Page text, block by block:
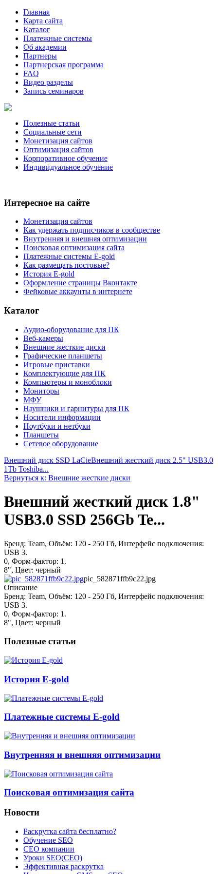
Главная
Карта сайта
Каталог
Платежные системы
Об академии
Партнеры
Партнерская программа
FAQ
Видео разделы
Запись семинаров
Полезные статьи
Социальные сети
Монетизация сайтов
Оптимизация сайтов
Корпоративное обучение
Индивидуальное обучение
Интересное на сайте
Монетизация сайтов
Как удержать подписчиков в сообществе
Внутренняя и внешняя оптимизации
Поисковая оптимизация сайта
Платежные системы E-gold
Как размещать постовые?
История E-gold
Оформление страницы Вконтакте
Фейковые аккаунты в интернете
Каталог
Аудио-оборудование для ПК
Веб-камеры
Внешние жесткие диски
Графические планшеты
Игровые приставки
Комплектующие для ПК
Компьютеры и моноблоки
Мониторы
МФУ
Наушники и гарнитуры для ПК
Носители информации
Ноутбуки и нетбуки
Планшеты
Сетевое оборудование
Внешний диск SSD LaCieВнешний жесткий диск 2.5" USB3.0
1Tb Toshiba...
Вернуться к: Внешние жесткие диски
Внешний жесткий диск 1.8"
USB3.0 SSD 256Gb Te...
Бренд: Team, Объём: 120 - 250 Гб, Интерфейс подключения:
USB 3.
0, Форм-фактор: 1.
8", Цвет: черный
pic_582871ffb9c22.jpg
Описание
Бренд: Team, Объём: 120 - 250 Гб, Интерфейс подключения:
USB 3.
0, Форм-фактор: 1.
8", Цвет: черный
Полезные статьи
История E-gold
Платежные системы E-gold
Внутренняя и внешняя оптимизации
Поисковая оптимизация сайта
Новости
Раскрутка сайта бесплатно?
Обучение SEO
CEO компании
Уроки SEO(СЕО)
Эффективная раскрутка